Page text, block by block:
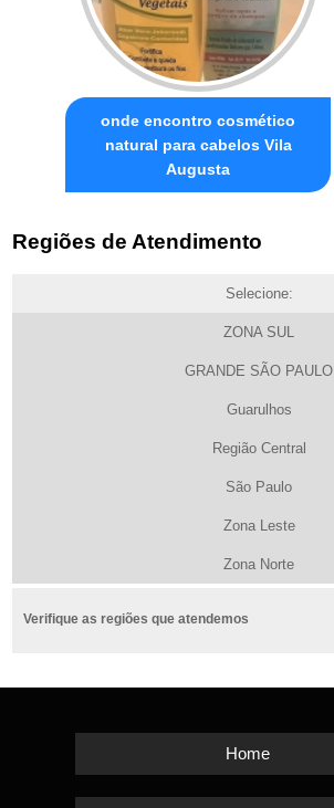
onde encontro cosmético
natural para cabelos Vila
Augusta
Regiões de Atendimento
Selecione:
ZONA SUL
GRANDE SÃO PAULO
Guarulhos
Região Central
São Paulo
Zona Leste
Zona Norte
Verifique as regiões que atendemos
Home